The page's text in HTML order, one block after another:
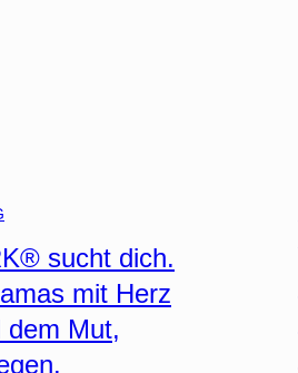
sucht dich.
mit Herz
dem Mut,